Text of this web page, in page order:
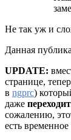
Не так уж и
Данная
UPDATE:
странице,
в ngprc)
даже
сожалению,
есть